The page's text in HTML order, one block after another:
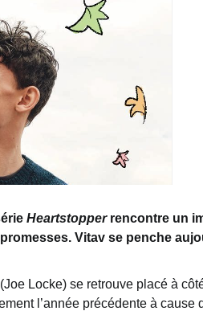
Heartstopper rencontre un
Vitav se penche
Locke) se retrouve placé à
l’année précédente à cause